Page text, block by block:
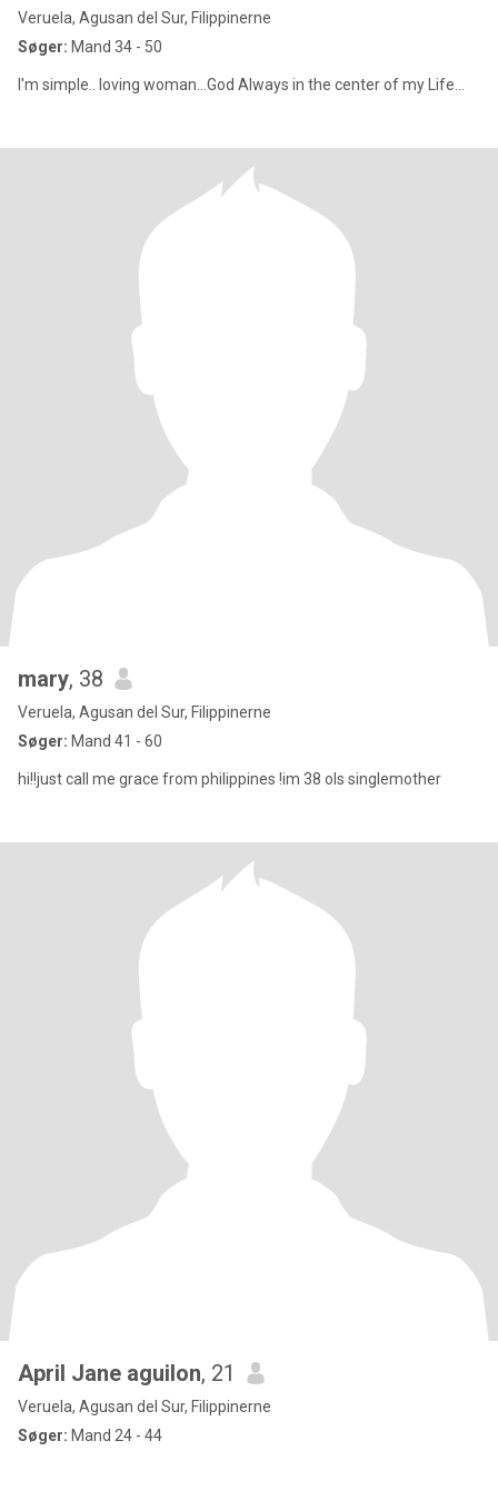
Veruela, Agusan del Sur, Filippinerne
Søger: Mand 34 - 50
I'm simple.. loving woman...God Always in the center of my Life...
mary, 38
Veruela, Agusan del Sur, Filippinerne
Søger: Mand 41 - 60
hi!!just call me grace from philippines !im 38 ols singlemother
April Jane aguilon, 21
Veruela, Agusan del Sur, Filippinerne
Søger: Mand 24 - 44